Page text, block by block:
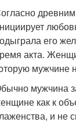
его
акта.
мужчине
мужчина
как к
и не